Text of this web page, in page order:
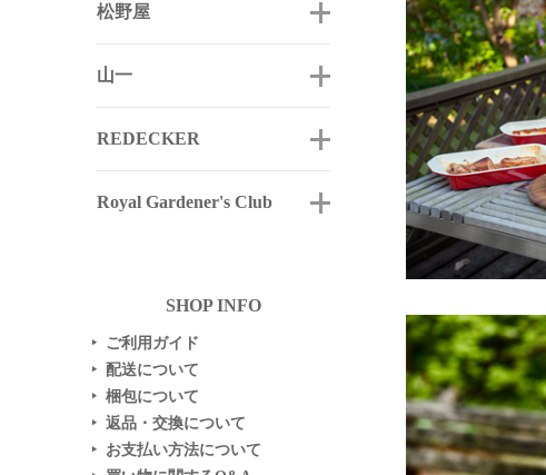
松野屋
山一
REDECKER
Royal Gardener's Club
SHOP INFO
▶ ご利用ガイド
▶ 配送について
▶ 梱包について
▶ 返品・交換について
▶ お支払い方法について